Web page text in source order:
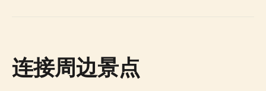
连接周边景点